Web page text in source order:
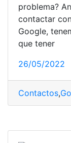
problema?
contactar
Google,
que tener
26/05/2022
Contactos,